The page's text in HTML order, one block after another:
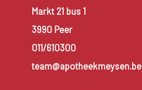
Markt 21 bus 1
3990 Peer
011/610300
team@apotheekmeysen.be